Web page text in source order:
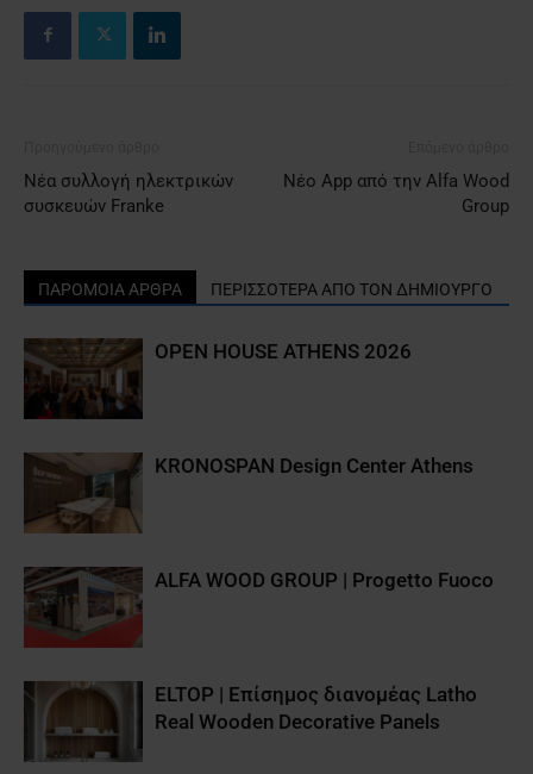
Νέα συλλογή ηλεκτρικών
συσκευών Franke
Νέο App από την Alfa Wood
Group
ΠΑΡΟΜΟΙΑ ΑΡΘΡΑ ΠΕΡΙΣΣΟΤΕΡΑ ΑΠΟ ΤΟΝ ΔΗΜΙΟΥΡΓΟ
OPEN HOUSE ATHENS 2026
KRONOSPAN Design Center Athens
ALFA WOOD GROUP | Progetto Fuoco
ELTOP | Επίσημος διανομέας Latho
Real Wooden Decorative Panels